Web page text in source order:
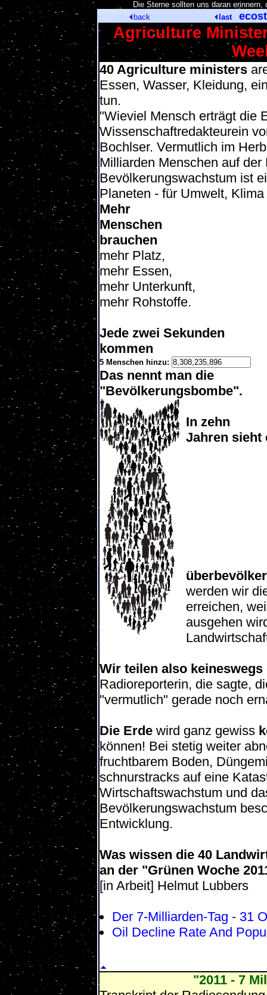
Die Sterne sollten uns daran
back
last
Agriculture
40 Agriculture ministers
Essen, Wasser, Kleidung,
tun.
"Wieviel Mensch erträgt die
Wissenschaftredakteurein
Bochlser. Vermutlich im
Milliarden Menschen auf
Bevölkerungswachstum ist
Planeten - für Umwelt,
Mehr
Menschen
brauchen
mehr Platz,
mehr Essen,
mehr Unterkunft,
mehr Rohstoffe.
Jede zwei Sekunden
kommen
5 Menschen hinzu:
Das nennt man die
"Bevölkerungsbombe".
In zehn
Jahren sieht
werden wir
erreichen,
ausgehen
Wir teilen also keineswegs
Radioreporterin, die sagte,
"vermutlich" gerade noch
Die Erde wird ganz gewiss
können! Bei stetig weiter
fruchtbarem Boden,
schnurstracks auf eine
Wirtschaftswachstum und
Bevölkerungswachstum
Entwicklung.
Was wissen die 40
an der "Grünen Woche
[in Arbeit] Helmut Lubbers
Der 7-Milliarden-Tag - 31
Oil Decline Rate And
"2011 - 7